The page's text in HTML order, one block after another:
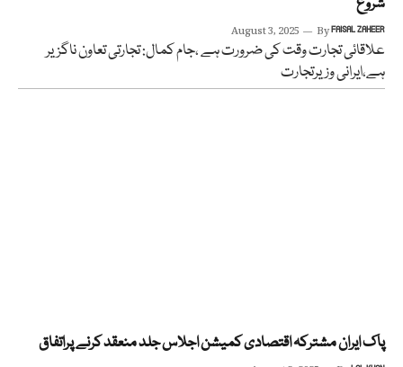
August 3, 2025 ByFAISAL ZAHEER
علاقائی تجارت وقت کی ضرورت ہے ،جام کمال: تجارتی تعاون ناگزیر
ہے،ایرانی وزیرتجارت
پاک ایران مشترکہ اقتصادی کمیشن اجلاس جلد منعقد کرنے پراتفاق